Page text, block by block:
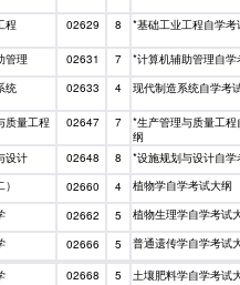
程 02629 8 *基础工业工程自学考
管理 02631 7 *计算机辅助管理自
统 02633 4 现代制造系统自学考
质量工程 02647 7
*生产管理与质量工
纲
设计 02648 8 *设施规划与设计自
02660 4 植物学自学考试大纲
02662 5 植物生理学自学考试
02666 5 普通遗传学自学考试
02668 5 土壤肥料学自学考试